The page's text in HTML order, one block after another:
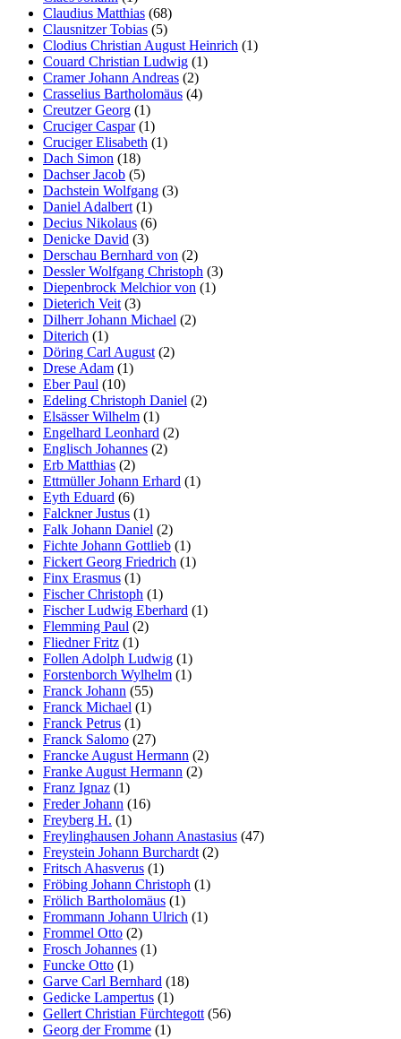
Claudius Matthias (68)
Clausnitzer Tobias (5)
Clodius Christian August Heinrich (1)
Couard Christian Ludwig (1)
Cramer Johann Andreas (2)
Crasselius Bartholomäus (4)
Creutzer Georg (1)
Cruciger Caspar(1)
Cruciger Elisabeth (1)
Dach Simon (18)
Dachser Jacob (5)
Dachstein Wolfgang (3)
Daniel Adalbert (1)
Decius Nikolaus (6)
Denicke David (3)
Derschau Bernhard von (2)
Dessler Wolfgang Christoph (3)
Diepenbrock Melchior von (1)
Dieterich Veit (3)
Dilherr Johann Michael (2)
Diterich (1)
Döring Carl August (2)
Drese Adam (1)
Eber Paul (10)
Edeling Christoph Daniel (2)
Elsässer Wilhelm (1)
Engelhard Leonhard (2)
Englisch Johannes (2)
Erb Matthias (2)
Ettmüller Johann Erhard (1)
Eyth Eduard (6)
Falckner Justus (1)
Falk Johann Daniel (2)
Fichte Johann Gottlieb (1)
Fickert Georg Friedrich (1)
Finx Erasmus (1)
Fischer Christoph (1)
Fischer Ludwig Eberhard (1)
Flemming Paul (2)
Fliedner Fritz (1)
Follen Adolph Ludwig (1)
Forstenborch Wylhelm (1)
Franck Johann (55)
Franck Michael (1)
Franck Petrus (1)
Franck Salomo (27)
Francke August Hermann (2)
Franke August Hermann (2)
Franz Ignaz (1)
Freder Johann (16)
Freyberg H. (1)
Freylinghausen Johann Anastasius (47)
Freystein Johann Burchardt (2)
Fritsch Ahasverus (1)
Fröbing Johann Christoph (1)
Frölich Bartholomäus (1)
Frommann Johann Ulrich (1)
Frommel Otto (2)
Frosch Johannes (1)
Funcke Otto (1)
Garve Carl Bernhard (18)
Gedicke Lampertus (1)
Gellert Christian Fürchtegott (56)
Georg der Fromme (1)